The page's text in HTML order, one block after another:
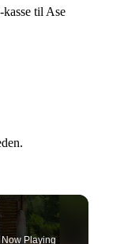
til Ase
Now Playing